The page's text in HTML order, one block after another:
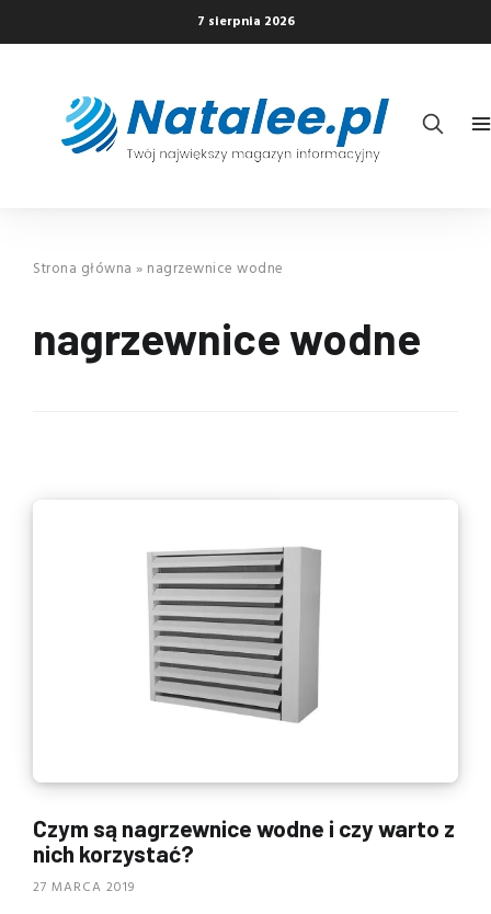
7 sierpnia 2026
Strona główna » nagrzewnice wodne
nagrzewnice wodne
Czym są nagrzewnice wodne i czy warto z
nich korzystać?
27 MARCA 2019